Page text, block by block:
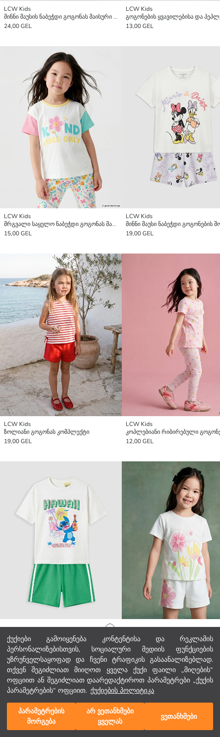
ქუქიები გამოიყენება კონტენტისა და რეკლამის
პერსონალიზებისთვის, სოციალური მედიის ფუნქციების
უზრუნველსაყოფად და ჩვენი ტრაფიკის გასაანალიზებლად.
თქვენ შეგიძლიათ მიიღოთ ყველა ქუქი ფაილი „მიღების“
ოფციით ან შეგიძლიათ დაარედაქტიროთ პარამეტრები „ქუქის
პარამეტრების“ ოფციით. ქუქიების პოლიტიკა
პარამეტრების
მორგება
არ ვეთანხმები
ყველას
ვეთანხმები
მთავარი გვერდი
კატეგორიები
ჩემი კალათა
LCW Kids
მინნი მაუსის ნაბეჭდი გოგონას მაისური და შორტები
24,00 GEL
LCW Kids
13,00 GEL
LCW Kids
მრგვალი საყელო ნაბეჭდი გოგონას მაისური
15,00 GEL
LCW Kids
19,00 GEL
LCW Kids
ზოლიანი გოგონას კომპლექტი
19,00 GEL
LCW Kids
12,00 GEL
Stitch ნაბეჭდი გოგონას შორტების კომპლექტი
29,00 GEL
გოგონების მრგვალი საყელოს
13,00 GEL
254